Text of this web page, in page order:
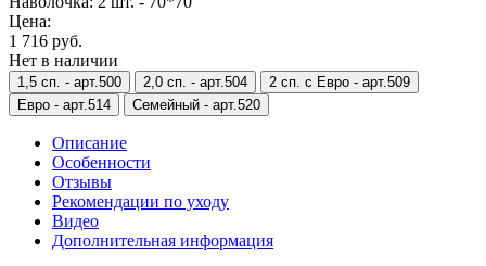
Цена:
1 716 руб.
Нет в наличии
1,5 сп. - арт.500 2,0 сп. - арт.504 2 сп. с Евро - арт.509
Евро - арт.514 Семейный - арт.520
Описание
Особенности
Отзывы
Рекомендации по уходу
Видео
Дополнительная информация